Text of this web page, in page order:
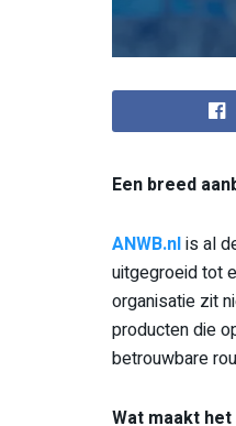
Een breed
ANWB.nlis al
uitgegroeid tot
organisatie zit
producten die
betrouwbare
Wat maakt